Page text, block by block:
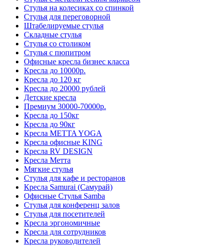
Стулья на колесиках со спинкой
Стулья для переговорной
Штабелируемые стулья
Складные стулья
Стулья со столиком
Стулья с пюпитром
Офисные кресла бизнес класса
Кресла до 10000р.
Кресла до 120 кг
Кресла до 20000 рублей
Детские кресла
Премиум 30000-70000р.
Кресла до 150кг
Кресла до 90кг
Кресла METTA YOGA
Кресла офисные KING
Кресла RV DESIGN
Кресла Метта
Мягкие стулья
Стулья для кафе и ресторанов
Кресла Samurai (Самурай)
Офисные Стулья Samba
Стулья для конференц залов
Стулья для посетителей
Кресла эргономичные
Кресла для сотрудников
Кресла руководителей